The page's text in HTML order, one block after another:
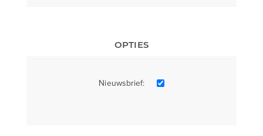
OPTIES
Nieuwsbrief: